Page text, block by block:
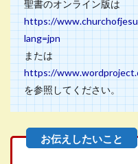
聖書のオンライン版は
https://
lang=jpn
または
https://
を参照してください。